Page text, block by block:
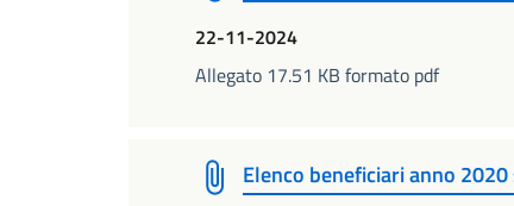
22-11-2024
Allegato 17.51 KB formato pdf
Elenco beneficiari anno